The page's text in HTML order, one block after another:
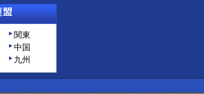
関東
中国
九州